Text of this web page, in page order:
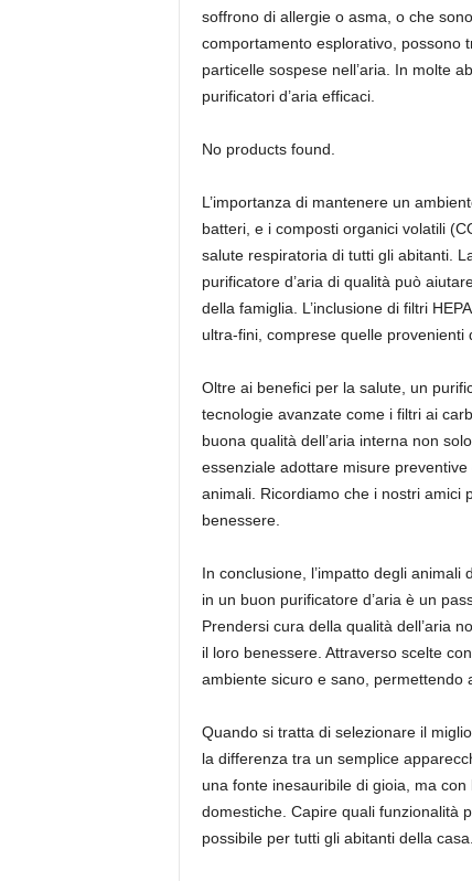
soffrono di allergie o asma, o che
comportamento esplorativo, possono
particelle sospese nell’aria. In molte
purificatori d’aria efficaci.
No products found.
L’importanza di mantenere un
batteri, e i composti organici volatili
salute respiratoria di tutti gli abitanti.
purificatore d’aria di qualità può
della famiglia. L’inclusione di filtri
ultra-fini, comprese quelle provenienti
Oltre ai benefici per la salute, un
tecnologie avanzate come i filtri ai
buona qualità dell’aria interna non
essenziale adottare misure
animali. Ricordiamo che i nostri amici
benessere.
In conclusione, l’impatto degli
in un buon purificatore d’aria è un
Prendersi cura della qualità dell’aria
il loro benessere. Attraverso scelte
ambiente sicuro e sano, permettendo
Quando si tratta di selezionare il
la differenza tra un semplice
una fonte inesauribile di gioia, ma
domestiche. Capire quali funzionalità
possibile per tutti gli abitanti della casa.